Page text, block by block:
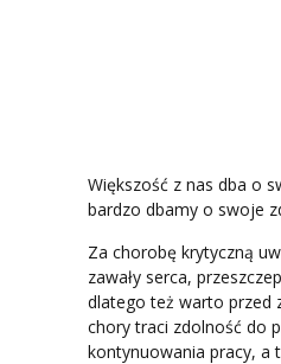
Większość z nas dba o
bardzo dbamy o swoje
Za chorobę krytyczną
zawały serca,
dlatego też warto przed
chory traci zdolność do
kontynuowania pracy, a